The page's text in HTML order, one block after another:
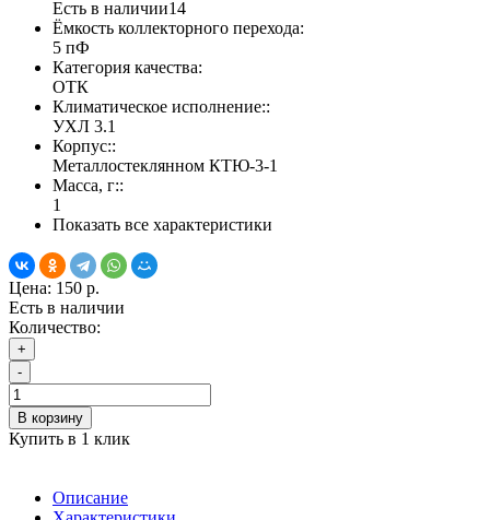
Есть в наличии14
Ёмкость коллекторного перехода:
5 пФ
Категория качества:
ОТК
Климатическое исполнение::
УХЛ 3.1
Корпус::
Металлостеклянном КТЮ-3-1
Масса, г::
1
Показать все характеристики
Цена: 150 р.
Есть в наличии
Количество:
+
-
В корзину
Купить в 1 клик
Описание